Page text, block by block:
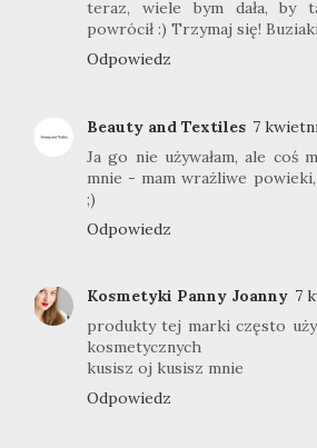
teraz, wiele bym dała, by
powrócił :) Trzymaj się!
Odpowiedz
Beauty and Textiles 7
Ja go nie używałam, ale coś
mnie - mam wrażliwe
;)
Odpowiedz
Kosmetyki Panny Joanny 7
produkty tej marki często
kosmetycznych
kusisz oj kusisz mnie
Odpowiedz